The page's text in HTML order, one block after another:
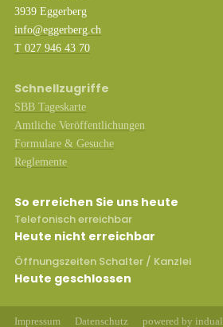
3939 Eggerberg
info@eggerberg.ch
T 027 946 43 70
Schnellzugriffe
SBB Tageskarte
Amtliche Veröffentlichungen
Formulare & Gesuche
Reglemente
So erreichen Sie uns heute
Telefonisch erreichbar
Heute nicht erreichbar
Öffnungszeiten Schalter / Kanzlei
Heute geschlossen
Impressum Datenschutz powered by indual